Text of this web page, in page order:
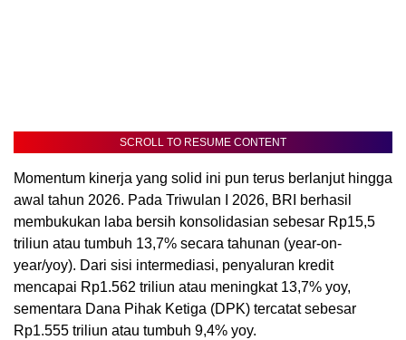
SCROLL TO RESUME CONTENT
Momentum kinerja yang solid ini pun terus berlanjut hingga
awal tahun 2026. Pada Triwulan I 2026, BRI berhasil
membukukan laba bersih konsolidasian sebesar Rp15,5
triliun atau tumbuh 13,7% secara tahunan (year-on-
year/yoy). Dari sisi intermediasi, penyaluran kredit
mencapai Rp1.562 triliun atau meningkat 13,7% yoy,
sementara Dana Pihak Ketiga (DPK) tercatat sebesar
Rp1.555 triliun atau tumbuh 9,4% yoy.